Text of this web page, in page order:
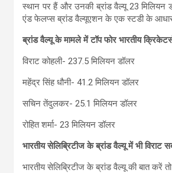
स्थान पर हैं और उनकी ब्रांड वैल्यू 23
एंड फेलप्स ब्रांड वैल्यूएशन के एक स्टडी के आधार
ब्रांड वैल्यू के मामले में टॉप फोर भारतीय
विराट कोहली- 237.5 मिलियन डॉलर
महेंद्र सिंह धौनी- 41.2 मिलियन डॉलर
सचिन तेंदुलकर- 25.1 मिलियन डॉलर
रोहित शर्मा- 23 मिलियन डॉलर
भारतीय सेलिब्रिटीज के ब्रांड वैल्यू में भी विराट
भारतीय सेलिब्रिटीज के ब्रांड वैल्यू की बात करें